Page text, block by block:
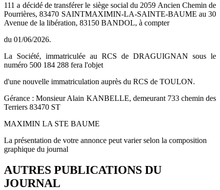
111 a décidé de transférer le siège social du 2059 Ancien Chemin de
Pourrières, 83470 SAINTMAXIMIN-LA-SAINTE-BAUME au 30
Avenue de la libération, 83150 BANDOL, à compter
du 01/06/2026.
La Société, immatriculée au RCS de DRAGUIGNAN sous le
numéro 500 184 288 fera l'objet
d'une nouvelle immatriculation auprès du RCS de TOULON.
Gérance : Monsieur Alain KANBELLE, demeurant 733 chemin des
Terriers 83470 ST
MAXIMIN LA STE BAUME
La présentation de votre annonce peut varier selon la composition
graphique du journal
AUTRES PUBLICATIONS DU
JOURNAL